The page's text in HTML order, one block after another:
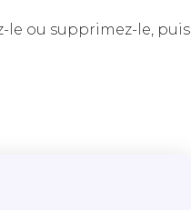
le ou supprimez-le, puis